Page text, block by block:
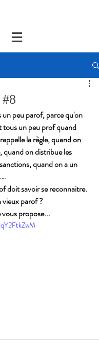
peu parof, parce qu'on
tous un peu prof quand
la règle, quand on
quand on distribue les
quand on a un
doit savoir se reconnaitre.
vieux parof ?
vous propose...